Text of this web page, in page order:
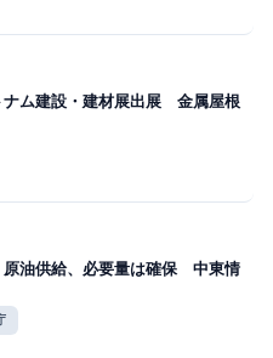
ナム建設・建材展出展 金属屋根
油供給、必要量は確保 中東情